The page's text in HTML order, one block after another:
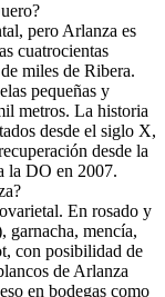
pero Arlanza es
cuatrocientas
miles de Ribera.
pequeñas y
metros. La historia
desde el siglo X,
desde la
la DO en 2007.
En rosado y
garnacha, mencía,
con posibilidad de
de Arlanza
en bodegas como